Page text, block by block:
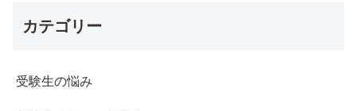
カテゴリー
受験生の悩み